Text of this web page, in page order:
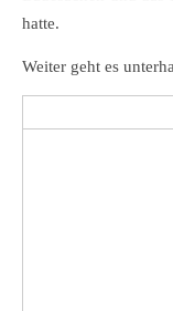
hatte.
Weiter geht es